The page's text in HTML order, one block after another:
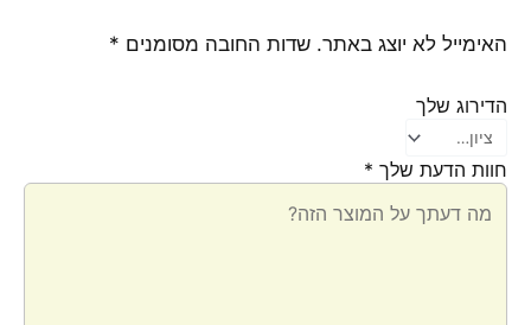
האימייל לא יוצג באתר. שדות החובה מסומנים *
הדירוג שלך
חוות הדעת שלך *